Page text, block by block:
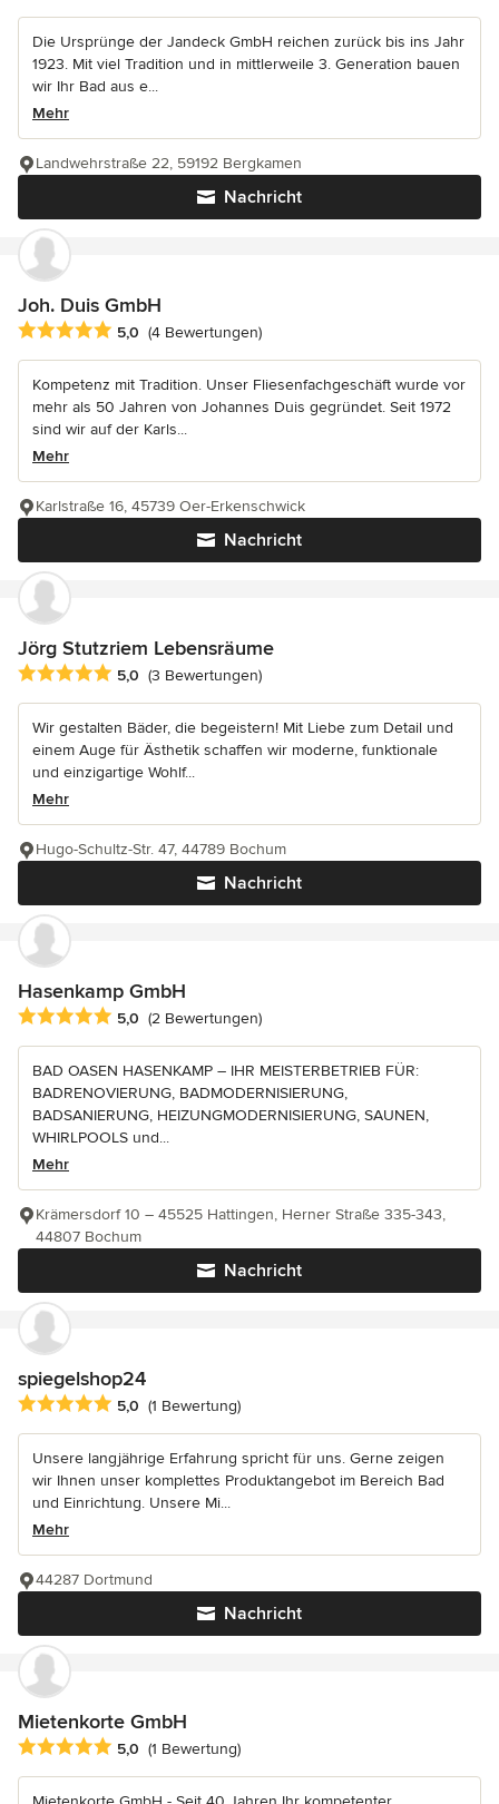
Die Ursprünge der Jandeck GmbH reichen zurück bis ins Jahr
1923. Mit viel Tradition und in mittlerweile 3. Generation bauen
wir Ihr Bad aus e...
Mehr
Nachricht
Landwehrstraße 22, 59192 Bergkamen
Joh. Duis GmbH
Durchschnittliche Bewertung: 5 von 5 Sternen
5,0 (4 Bewertungen)
Kompetenz mit Tradition. Unser Fliesenfachgeschäft wurde vor
mehr als 50 Jahren von Johannes Duis gegründet. Seit 1972
sind wir auf der Karls...
Mehr
Nachricht
Karlstraße 16, 45739 Oer-Erkenschwick
Jörg Stutzriem Lebensräume
Durchschnittliche Bewertung: 5 von 5 Sternen
5,0 (3 Bewertungen)
Wir gestalten Bäder, die begeistern! Mit Liebe zum Detail und
einem Auge für Ästhetik schaffen wir moderne, funktionale
und einzigartige Wohlf...
Mehr
Nachricht
Hugo-Schultz-Str. 47, 44789 Bochum
Hasenkamp GmbH
Durchschnittliche Bewertung: 5 von 5 Sternen
5,0 (2 Bewertungen)
BAD OASEN HASENKAMP – IHR MEISTERBETRIEB FÜR:
BADRENOVIERUNG, BADMODERNISIERUNG,
BADSANIERUNG, HEIZUNGMODERNISIERUNG, SAUNEN,
WHIRLPOOLS und...
Mehr
Nachricht
Krämersdorf 10 – 45525 Hattingen, Herner Straße 335-343,
44807 Bochum
spiegelshop24
Durchschnittliche Bewertung: 5 von 5 Sternen
5,0 (1 Bewertung)
Unsere langjährige Erfahrung spricht für uns. Gerne zeigen
wir Ihnen unser komplettes Produktangebot im Bereich Bad
und Einrichtung. Unsere Mi...
Mehr
Nachricht
44287 Dortmund
Mietenkorte GmbH
Durchschnittliche Bewertung: 5 von 5 Sternen
5,0 (1 Bewertung)